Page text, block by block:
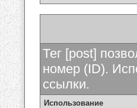
Тег [post]
номер (ID).
ссылки.
Использование